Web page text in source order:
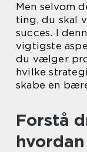
Men selvom
ting, du skal
succes. I
vigtigste
du vælger
hvilke
skabe en
Forstå